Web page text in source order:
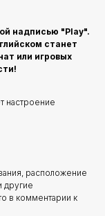
надписью "Play".
станет
или игровых
настроение
расположение
другие
в комментарии к